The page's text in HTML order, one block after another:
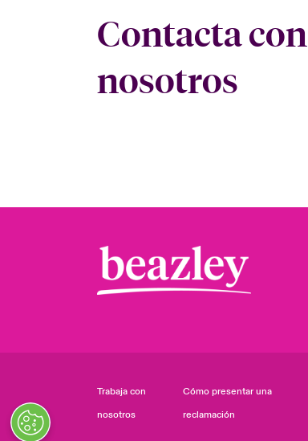
Contacta con
nosotros
Trabaja con
nosotros
Cómo presentar una
reclamación